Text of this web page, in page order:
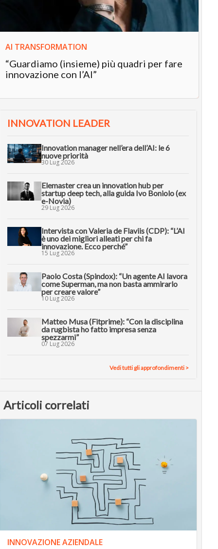
AI TRANSFORMATION
“Guardiamo (insieme) più quadri per fare
innovazione con l’AI”
INNOVATION LEADER
Innovation manager nell’era dell’AI: le 6
nuove priorità
30 Lug 2026
Elemaster crea un innovation hub per
startup deep tech, alla guida Ivo Boniolo (ex
e-Novia)
29 Lug 2026
Intervista con Valeria de Flaviis (CDP): “L’AI
è uno dei migliori alleati per chi fa
innovazione. Ecco perché”
15 Lug 2026
Paolo Costa (Spindox): “Un agente AI lavora
come Superman, ma non basta ammirarlo
per creare valore”
10 Lug 2026
Matteo Musa (Fitprime): “Con la disciplina
da rugbista ho fatto impresa senza
spezzarmi”
07 Lug 2026
Vedi tutti gli approfondimenti >
Articoli correlati
INNOVAZIONE AZIENDALE